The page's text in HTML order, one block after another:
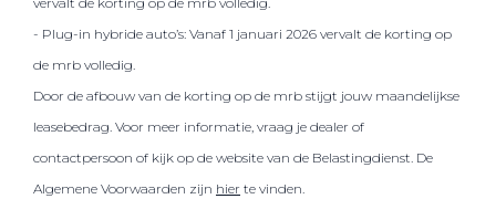
- Plug-in hybride auto’s: Vanaf 1 januari 2026 vervalt de korting op
de mrb volledig.
Door de afbouw van de korting op de mrb stijgt jouw maandelijkse
leasebedrag. Voor meer informatie, vraag je dealer of
contactpersoon of kijk op de website van de Belastingdienst. De
Algemene Voorwaarden zijn hier te vinden.